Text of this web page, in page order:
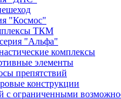
"Космос"
ТКМ
"Альфа"
комплексы
элементы
препятствий
конструкции
с ограниченными